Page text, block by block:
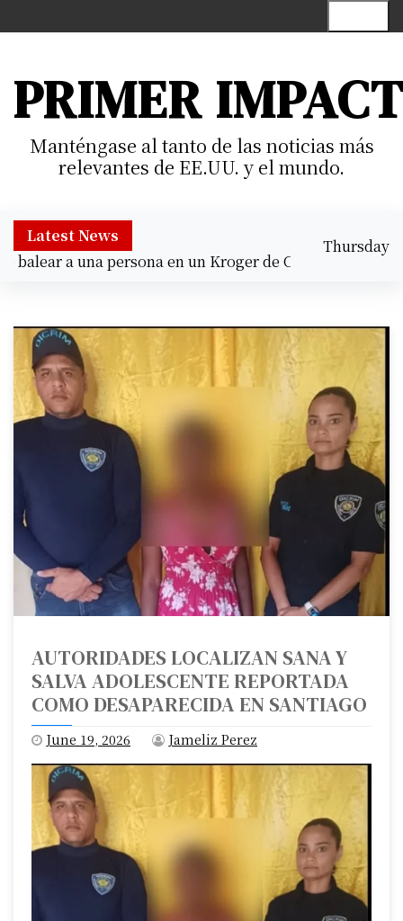
k
PRIMER
Manténgase al tanto de las noticias más
relevantes de EE.UU. y el mundo.
Latest News
a una persona en un Kroger de Cypress |
Prisión
Thursday
AUTORIDADES LOCALIZAN SANA Y
SALVA ADOLESCENTE REPORTADA
COMO DESAPARECIDA EN SANTIAGO
June 19, 2026 Jameliz Perez